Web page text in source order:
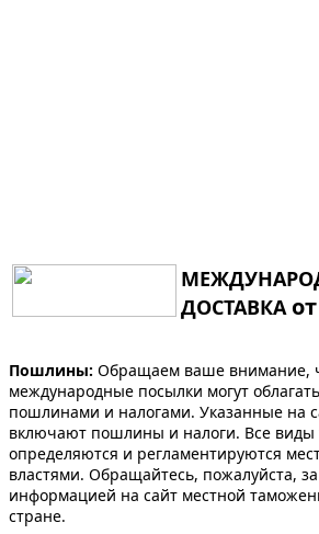
ДОСТАВКА
Пошлины: Обращаем ваше внимание,
международные посылки могут
пошлинами и налогами. Указанные на
включают пошлины и налоги. Все
определяются и регламентируются
властями. Обращайтесь, пожалуйста,
информацией на сайт местной
стране.